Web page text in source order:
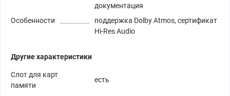
документация
Особенности
поддержка Dolby Atmos, сертификат
Hi-Res Audio
Другие характеристики
Слот для карт
памяти
есть